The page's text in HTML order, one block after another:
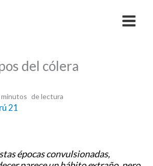
del cólera
minutos
21
épocas convulsionadas,